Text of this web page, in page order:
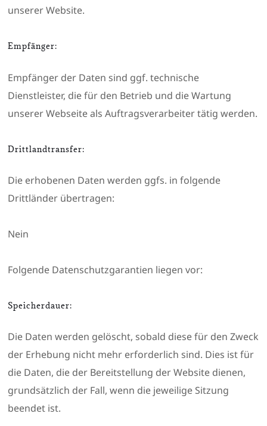
unserer Website.
Empfänger:
Empfänger der Daten sind ggf. technische
Dienstleister, die für den Betrieb und die Wartung
unserer Webseite als Auftragsverarbeiter tätig werden.
Drittlandtransfer:
Die erhobenen Daten werden ggfs. in folgende
Drittländer übertragen:
Nein
Folgende Datenschutzgarantien liegen vor:
Speicherdauer:
Die Daten werden gelöscht, sobald diese für den Zweck
der Erhebung nicht mehr erforderlich sind. Dies ist für
die Daten, die der Bereitstellung der Website dienen,
grundsätzlich der Fall, wenn die jeweilige Sitzung
beendet ist.